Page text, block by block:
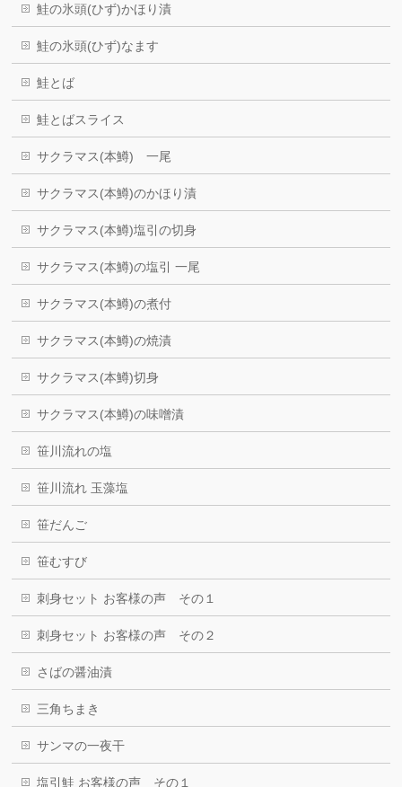
鮭の氷頭(ひず)かほり漬
鮭の氷頭(ひず)なます
鮭とば
鮭とばスライス
サクラマス(本鱒) 一尾
サクラマス(本鱒)のかほり漬
サクラマス(本鱒)塩引の切身
サクラマス(本鱒)の塩引 一尾
サクラマス(本鱒)の煮付
サクラマス(本鱒)の焼漬
サクラマス(本鱒)切身
サクラマス(本鱒)の味噌漬
笹川流れの塩
笹川流れ 玉藻塩
笹だんご
笹むすび
刺身セット お客様の声 その１
刺身セット お客様の声 その２
さばの醤油漬
三角ちまき
サンマの一夜干
塩引鮭 お客様の声 その１